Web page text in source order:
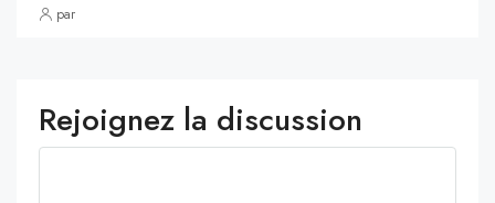
par
Rejoignez la discussion